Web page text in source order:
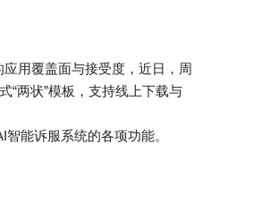
用覆盖面与接受度，近日，周
“两状”模板，支持线上下载与
能诉服系统的各项功能。